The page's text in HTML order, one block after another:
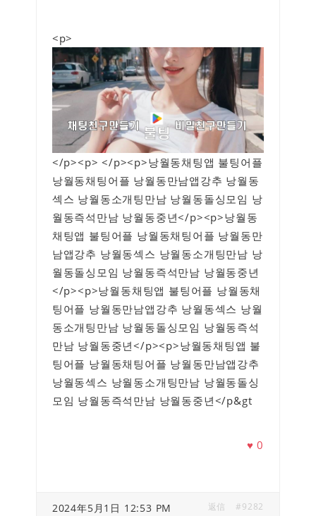
<p>
</p><p> </p><p>낭월동채팅앱 불팅어플
낭월동채팅어플 낭월동만남앱강추 낭월동
섹스 낭월동소개팅만남 낭월동돌싱모임 낭
월동즉석만남 낭월동중년</p><p>낭월동
채팅앱 불팅어플 낭월동채팅어플 낭월동만
남앱강추 낭월동섹스 낭월동소개팅만남 낭
월동돌싱모임 낭월동즉석만남 낭월동중년
</p><p>낭월동채팅앱 불팅어플 낭월동채
팅어플 낭월동만남앱강추 낭월동섹스 낭월
동소개팅만남 낭월동돌싱모임 낭월동즉석
만남 낭월동중년</p><p>낭월동채팅앱 불
팅어플 낭월동채팅어플 낭월동만남앱강추
낭월동섹스 낭월동소개팅만남 낭월동돌싱
모임 낭월동즉석만남 낭월동중년</p&gt
♥0
2024年5月1日 12:53 PM #9282
返信